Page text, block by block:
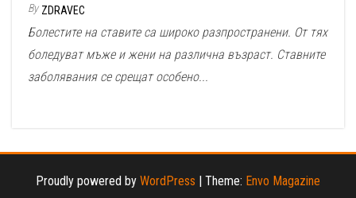
By ZDRAVEC
Болестите на ставите са широко разпространени. От тях
боледуват мъже и жени на различна възраст. Ставните
заболявания се срещат особено...
Proudly powered by WordPress | Theme: Envo Magazine